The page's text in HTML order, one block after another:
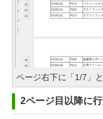
ページ右下に「1/7」
2ページ目以降に